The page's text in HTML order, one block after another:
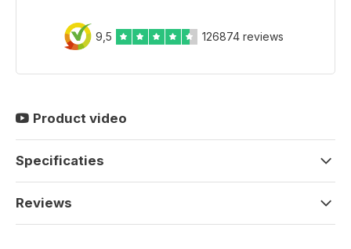
9,5 126874 reviews
Product video
Specificaties
Reviews